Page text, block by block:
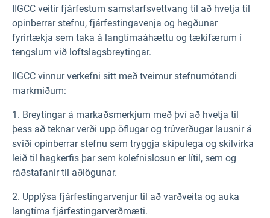
IIGCC veitir fjárfestum samstarfsvettvang til að hvetja til
opinberrar stefnu, fjárfestingavenja og hegðunar
fyrirtækja sem taka á langtímaáhættu og tækifærum í
tengslum við loftslagsbreytingar.
IIGCC vinnur verkefni sitt með tveimur stefnumótandi
markmiðum:
1. Breytingar á markaðsmerkjum með því að hvetja til
þess að teknar verði upp öflugar og trúverðugar lausnir á
sviði opinberrar stefnu sem tryggja skipulega og skilvirka
leið til hagkerfis þar sem kolefnislosun er lítil, sem og
ráðstafanir til aðlögunar.
2. Upplýsa fjárfestingarvenjur til að varðveita og auka
langtíma fjárfestingarverðmæti.